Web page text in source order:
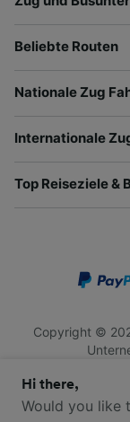
Beliebte Routen
Nationale Zug
Internationale
Top Reiseziele &
Copyright ©
Firmennummer
St, London EC4A
Hi there,
Would you like